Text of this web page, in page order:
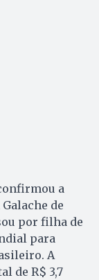
a
de
por filha de
para
A
de R$ 3,7